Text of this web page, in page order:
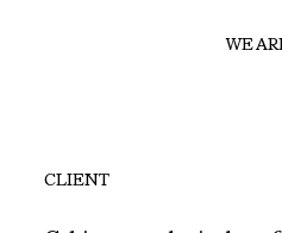
WE
CLIENT